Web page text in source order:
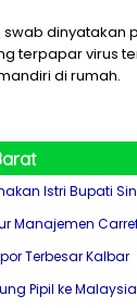
dinyatakan
terpapar virus
di rumah.
Istri Bupati
Manajemen
Terbesar Kalbar
Pipil ke Malaysia